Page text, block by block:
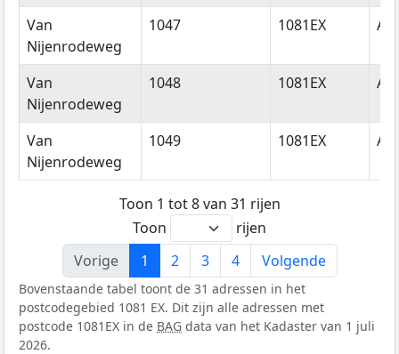
Van
Nijenrodeweg
1047 1081EX
Van
Nijenrodeweg
1048 1081EX
Van
Nijenrodeweg
1049 1081EX
Toon 1 tot 8 van 31 rijen
Toon
rijen
Vorige
1 2 3 4 Volgende
Bovenstaande tabel toont de 31 adressen in het
postcodegebied 1081 EX. Dit zijn alle adressen met
postcode 1081EX in de BAG data van het Kadaster van 1 juli
2026.